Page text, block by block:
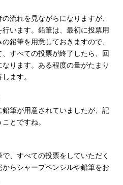
流れを見ながらになりますが、
います。鉛筆は、最初に投票用
鉛筆を用意しておきますので、
すべての投票が終了したら、回
ります。ある程度の量がたまり
ます。
筆が用意されていましたが、記
とですね。
、すべての投票をしていただく
らシャープペンシルや鉛筆をお